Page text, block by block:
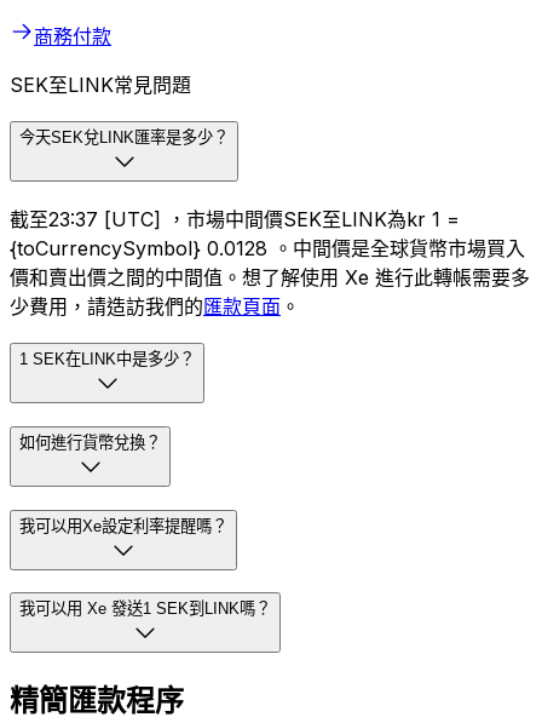
商務付款
SEK至LINK常見問題
今天SEK兌LINK匯率是多少？
截至23:37 [UTC] ，市場中間價SEK至LINK為kr 1 =
{toCurrencySymbol} 0.0128 。中間價是全球貨幣市場買入
價和賣出價之間的中間值。想了解使用 Xe 進行此轉帳需要多
少費用，請造訪我們的匯款頁面 。
1 SEK在LINK中是多少？
如何進行貨幣兌換？
我可以用Xe設定利率提醒嗎？
我可以用 Xe 發送1 SEK到LINK嗎？
精簡匯款程序